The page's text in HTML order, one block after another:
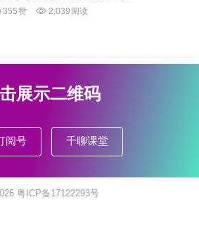
355赞 2,039 阅读
展示二维码
阅号 千聊课堂
粤ICP备17122293号